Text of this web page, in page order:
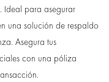
Ideal para asegurar
una solución de respaldo
Asegura tus
con una póliza